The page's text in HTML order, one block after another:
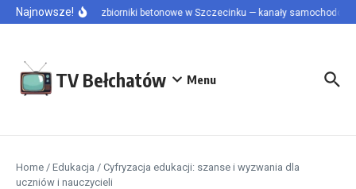
Przejdź do treści
Najnowsze!Szamba i zbiorniki betonowe w Szczecinku — kanały samochodowe i
TV Bełchatów Menu
Home / Edukacja / Cyfryzacja edukacji: szanse i wyzwania dla
uczniów i nauczycieli